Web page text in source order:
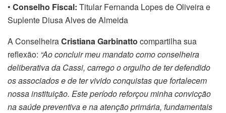
• Conselho Fiscal: Titular Fernanda Lopes de Oliveira e
Suplente Diusa Alves de Almeida
A ConselheiraCristianaGarbinatto compartilha sua
reflexão: “Ao concluir meu mandato como conselheira
deliberativa da Cassi, carrego o orgulho de ter defendido
os associados e de ter vivido conquistas que fortalecem
nossa instituição. Este período reforçou minha convicção
na saúde preventiva e na atenção primária, fundamentais